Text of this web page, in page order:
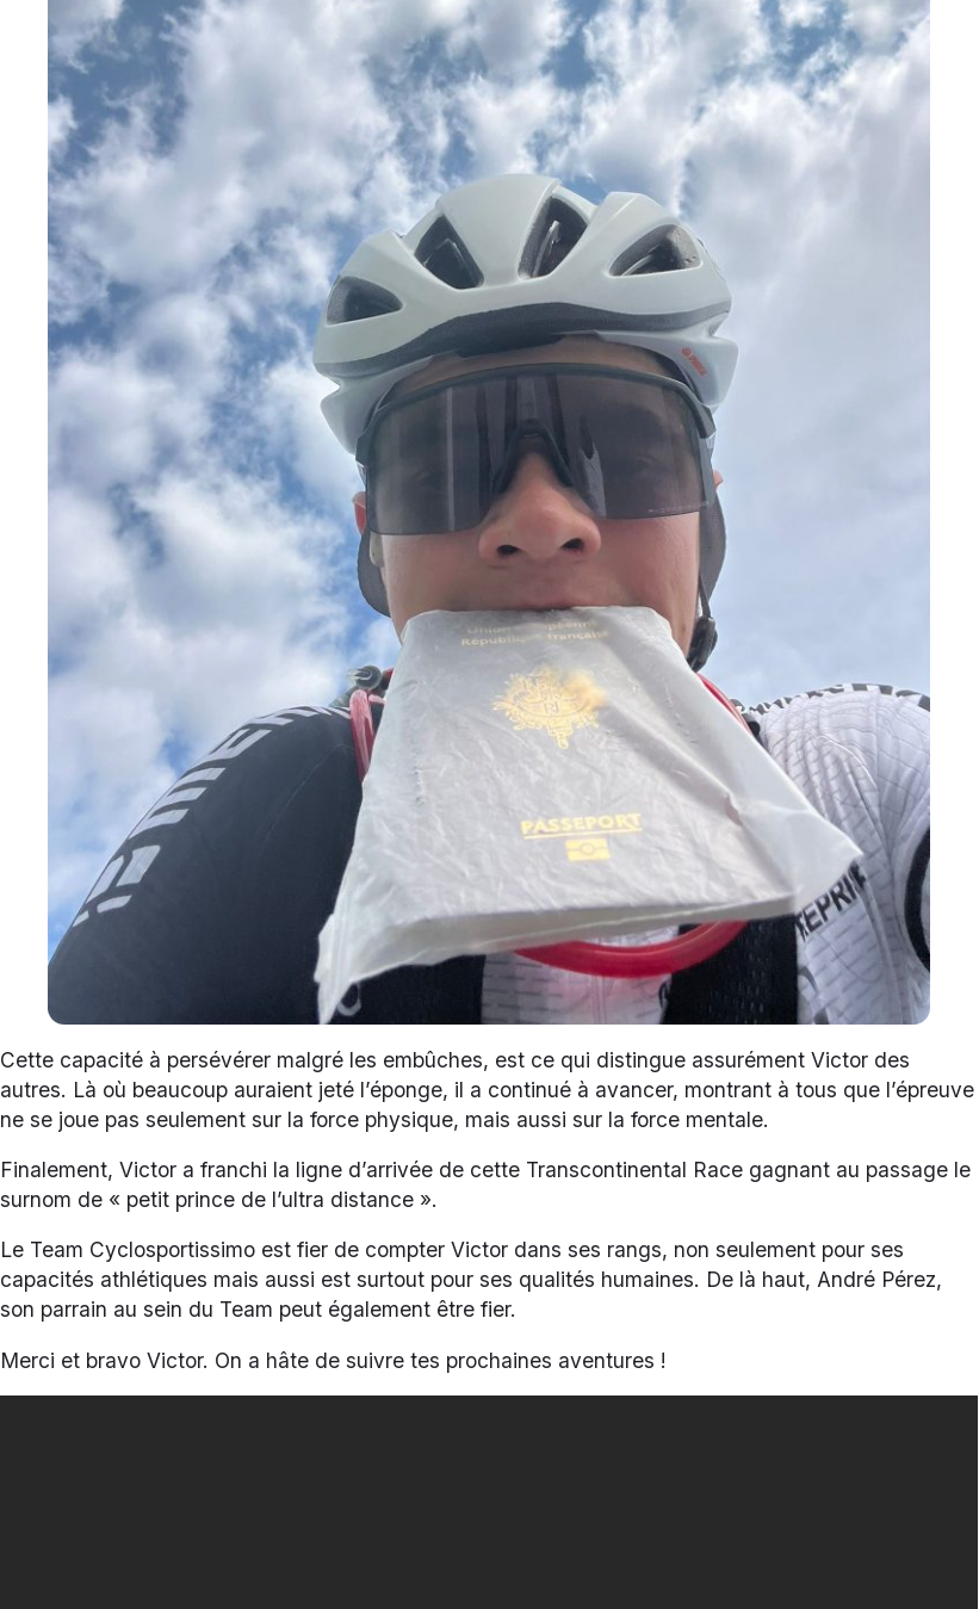
Cette capacité à persévérer malgré les embûches, est ce qui distingue assurément Victor des
autres. Là où beaucoup auraient jeté l’éponge, il a continué à avancer, montrant à tous que l’épreuve
ne se joue pas seulement sur la force physique, mais aussi sur la force mentale.
Finalement, Victor a franchi la ligne d’arrivée de cette Transcontinental Race gagnant au passage le
surnom de « petit prince de l’ultra distance ».
Le Team Cyclosportissimo est fier de compter Victor dans ses rangs, non seulement pour ses
capacités athlétiques mais aussi est surtout pour ses qualités humaines. De là haut, André Pérez,
son parrain au sein du Team peut également être fier.
Merci et bravo Victor. On a hâte de suivre tes prochaines aventures !